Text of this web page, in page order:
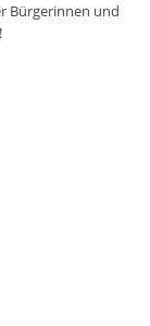
Bürgerinnen und